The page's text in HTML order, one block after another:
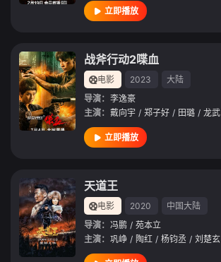
立即播放
战斧行动2喋血
电影 2023
大陆
导演： 李逸豪
主演： 戴向宇 / 郑子好 / 田璐 / 龙武
立即播放
天道王
电影 2020
中国大陆
导演： 冯鹏 / 苑本立
主演： 巩峥 / 陶红 / 杨钧丞 / 刘楚玄